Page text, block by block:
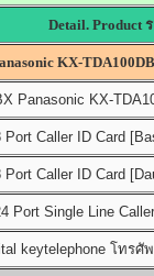
Detail. Product
KX-
Panasonic KX-
Port Caller ID Card
Port Caller ID Card
Port Single Line
keytelephone โทร